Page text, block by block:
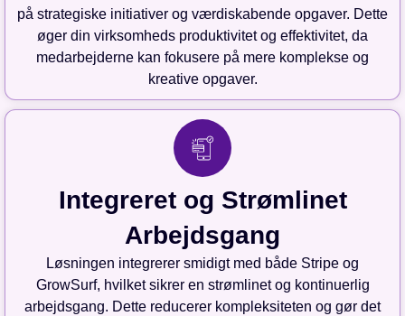
på strategiske initiativer og værdiskabende opgaver. Dette
øger din virksomheds produktivitet og effektivitet, da
medarbejderne kan fokusere på mere komplekse og
kreative opgaver.
Integreret og Strømlinet
Arbejdsgang
Løsningen integrerer smidigt med både Stripe og
GrowSurf, hvilket sikrer en strømlinet og kontinuerlig
arbejdsgang. Dette reducerer kompleksiteten og gør det